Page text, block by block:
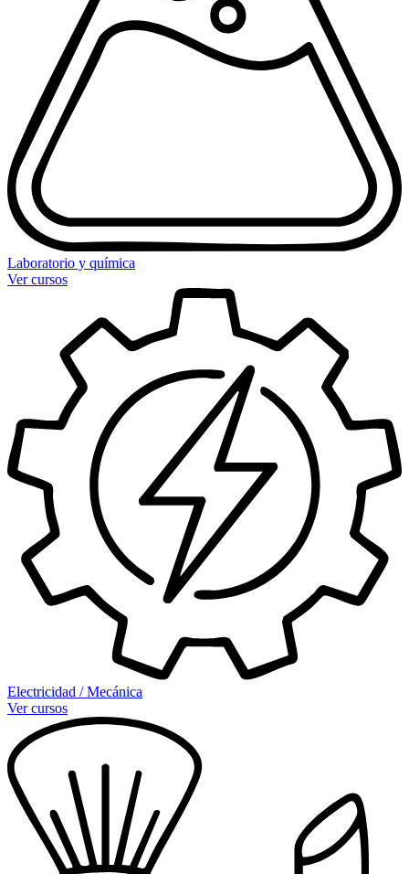
Laboratorio y química
Ver cursos
Electricidad / Mecánica
Ver cursos